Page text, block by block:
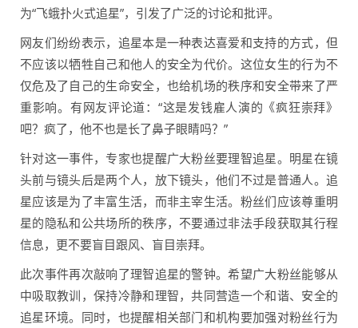
为“飞蛾扑火式追星”，引发了广泛的讨论和批评。
网友们纷纷表示，追星本是一种表达喜爱和支持的方式，但
不应该以牺牲自己和他人的安全为代价。这位女生的行为不
仅危及了自己的生命安全，也给机场的秩序和安全带来了严
重影响。有网友评论道：“这是发钱雇人演的《疯狂崇拜》
吧？疯了，他不也是长了鼻子眼睛吗？”
针对这一事件，专家也提醒广大粉丝要理智追星。明星在镜
头前与镜头后是两个人，放下镜头，他们不过是普通人。追
星应该是为了丰富生活，而非主宰生活。粉丝们应该尊重明
星的隐私和公共场所的秩序，不要通过非法手段获取其行程
信息，更不要盲目跟风、盲目崇拜。
此次事件再次敲响了理智追星的警钟。希望广大粉丝能够从
中吸取教训，保持冷静和理智，共同营造一个和谐、安全的
追星环境。同时，也提醒相关部门和机构要加强对粉丝行为